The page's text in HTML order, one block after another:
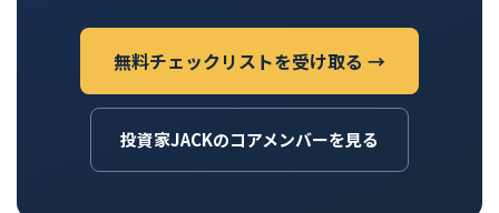
無料チェックリストを受け取る →
投資家JACKのコアメンバーを見る